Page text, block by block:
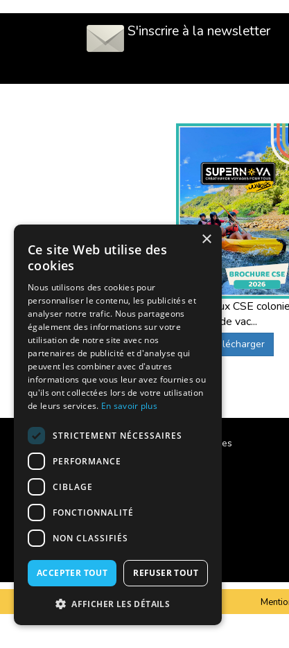
S'inscrire à la newsletter
Offres aux CSE
de vac...
Télécharger
Calendrier des vacances scolaires
Projet éducatif
C.G.V
×
Ce site Web utilise des
cookies
Nous utilisons des cookies pour
personnaliser le contenu, les publicités et
analyser notre trafic. Nous partageons
également des informations sur votre
utilisation de notre site avec nos
partenaires de publicité et d'analyse qui
peuvent les combiner avec d'autres
informations que vous leur avez fournies ou
qu'ils ont collectées lors de votre utilisation
de leurs services. En savoir plus
STRICTEMENT NÉCESSAIRES
PERFORMANCE
CIBLAGE
FONCTIONNALITÉ
NON CLASSIFIÉS
ACCEPTER TOUT REFUSER TOUT
AFFICHER LES DÉTAILS